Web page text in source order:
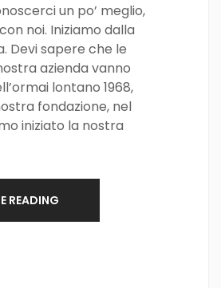
un po’ meglio,
noi. Iniziamo dalla
Devi sapere che le
azienda vanno
lontano 1968,
fondazione, nel
iniziato la nostra
READING